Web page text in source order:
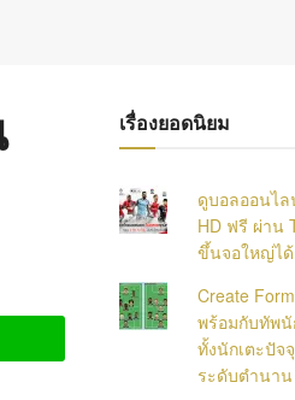
เรื่องยอดนิยม
ดูบอลออนไ
HD ฟรี ผ่าน
ขึ้นจอใหญ่ได้
Create
พร้อมกับทัพนั
ทั้งนักเตะปัจ
ระดับตำนาน